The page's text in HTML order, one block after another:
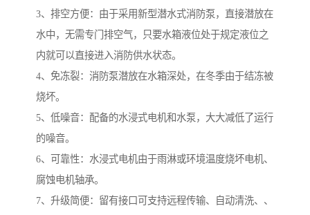
3、排空方便：由于采用新型潜水式消防泵，直接潜放在
水中，无需专门排空气，只要水箱液位处于规定液位之
内就可以直接进入消防供水状态。
4、免冻裂：消防泵潜放在水箱深处，在冬季由于结冻被
烧坏。
5、低噪音：配备的水浸式电机和水泵，大大减低了运行
的噪音。
6、可靠性：水浸式电机由于雨淋或环境温度烧坏电机、
腐蚀电机轴承。
7、升级简便：留有接口可支持远程传输、自动清洗、、